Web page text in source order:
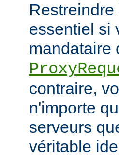
essentiel si
mandataire
contraire,
n'importe
serveurs
véritable